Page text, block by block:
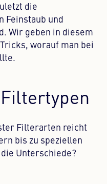
die
Feinstaub und
Wir geben in diesem
worauf man bei
Filterarten reicht
bis zu speziellen
Unterschiede?